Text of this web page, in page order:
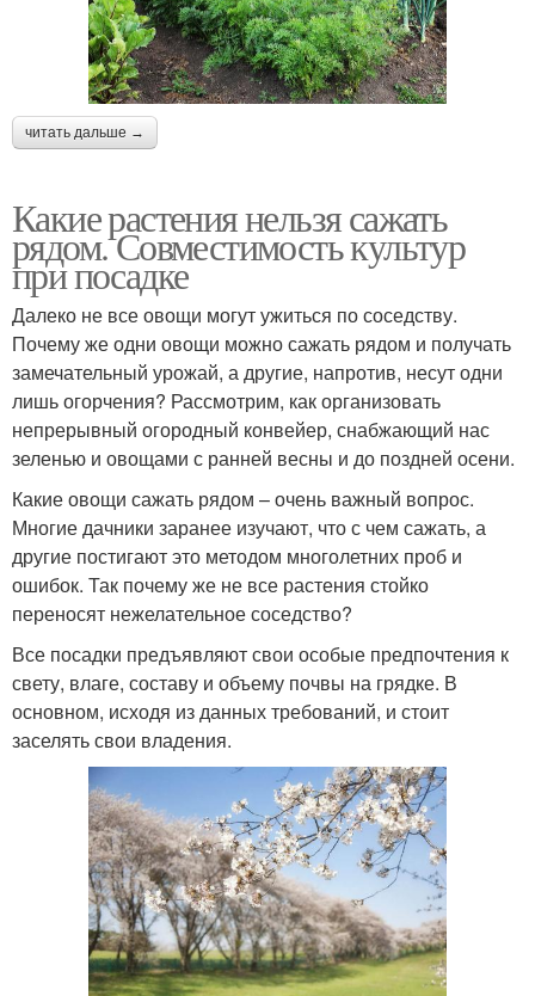
читать дальше →
Какие растения нельзя сажать
рядом. Совместимость культур
при посадке
Далеко не все овощи могут ужиться по соседству.
Почему же одни овощи можно сажать рядом и получать
замечательный урожай, а другие, напротив, несут одни
лишь огорчения? Рассмотрим, как организовать
непрерывный огородный конвейер, снабжающий нас
зеленью и овощами с ранней весны и до поздней осени.
Какие овощи сажать рядом – очень важный вопрос.
Многие дачники заранее изучают, что с чем сажать, а
другие постигают это методом многолетних проб и
ошибок. Так почему же не все растения стойко
переносят нежелательное соседство?
Все посадки предъявляют свои особые предпочтения к
свету, влаге, составу и объему почвы на грядке. В
основном, исходя из данных требований, и стоит
заселять свои владения.